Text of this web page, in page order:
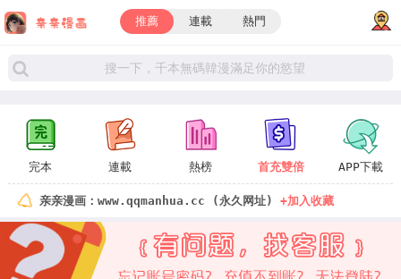
推薦 連載 熱門
完本 連載 熱榜 首充雙倍 APP下載
亲亲漫画：www.qqmanhua.cc (永久网址) +加入收藏